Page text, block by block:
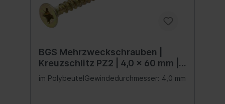
BGS Mehrzweckschrauben |
Kreuzschlitz PZ2 | 4,0 x 60 mm |
100 Stück
im PolybeutelGewindedurchmesser: 4,0 mm